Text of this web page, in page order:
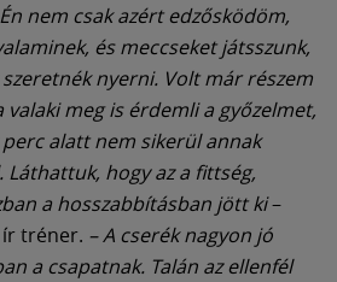
nem csak azért edzősködöm,
és meccseket játsszunk,
nyerni. Volt már részem
meg is érdemli a győzelmet,
perc alatt nem sikerül annak
hogy az a fittség,
a hosszabbításban jött ki–
ír tréner. – A cserék nagyon jó
a csapatnak. Talán az ellenfél